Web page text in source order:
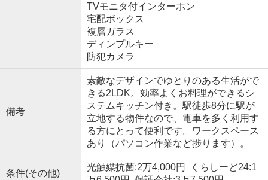
TVモニタ付インターホン
宅配ボックス
複層ガラス
ディンプルキー
防犯カメラ
備考
素敵なデザインでゆとりのある生活がで
きる2LDK。効率よくお料理ができるシ
ステムキッチン付き。駅徒歩8分に駅が
立地する物件なので、電車を多く利用す
る方にとって便利です。ワークスペース
あり（パソコン作業など捗ります）。
条件(その他)
光触媒抗菌:2万4,000円 くらしーど24:1